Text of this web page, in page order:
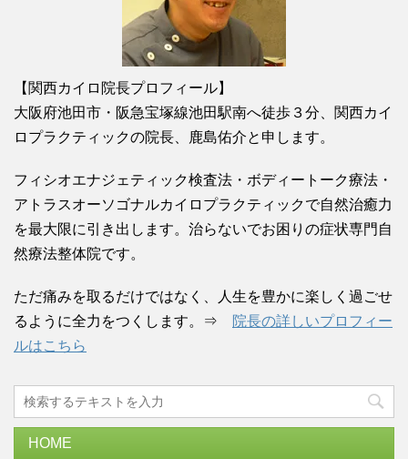
【関西カイロ院長プロフィール】
大阪府池田市・阪急宝塚線池田駅南へ徒歩３分、関西カイ
ロプラクティックの院長、鹿島佑介と申します。
フィシオエナジェティック検査法・ボディートーク療法・
アトラスオーソゴナルカイロプラクティックで自然治癒力
を最大限に引き出します。治らないでお困りの症状専門自
然療法整体院です。
ただ痛みを取るだけではなく、人生を豊かに楽しく過ごせ
るように全力をつくします。⇒
院長の詳しいプロフィー
ルはこちら
HOME